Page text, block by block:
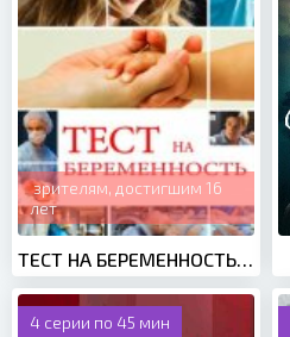
зрителям, достигшим 16
лет
4 серии по 45 мин